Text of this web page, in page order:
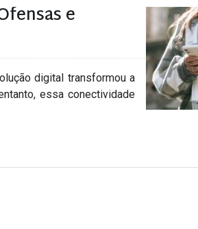
e
digital transformou a
essa conectividade